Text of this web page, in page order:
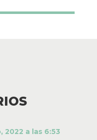
2022 a las 6:53